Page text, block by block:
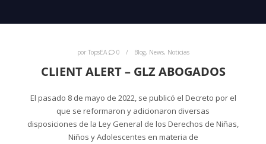
por TopsEA 0 Blog, News, Noticias
CLIENT ALERT – GLZ ABOGADOS
El pasado 8 de mayo de 2022, se publicó el Decreto por el
que se reformaron y adicionaron diversas
disposiciones de la Ley General de los Derechos de Niñas,
Niños y Adolescentes en materia de